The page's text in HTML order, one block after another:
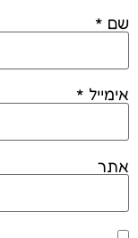
שם *
אימייל *
אתר